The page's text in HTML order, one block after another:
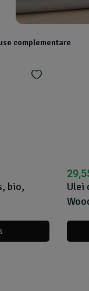
complementare
bio,
Ulei